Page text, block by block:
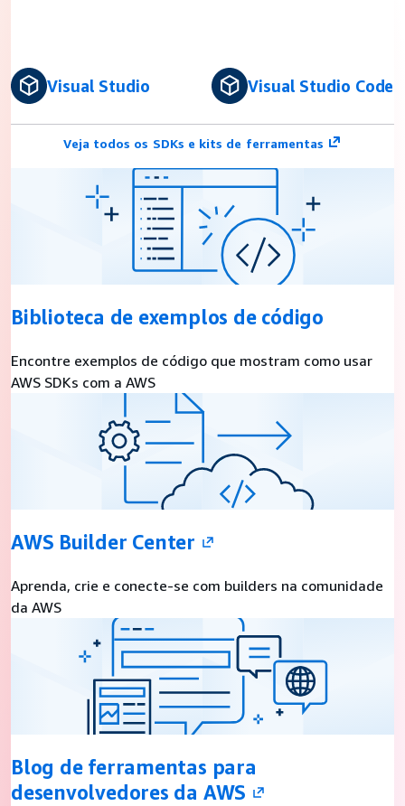
Visual Studio Visual Studio Code
Veja todos os SDKs e kits de ferramentas
Biblioteca de exemplos de código
Encontre exemplos de código que mostram como usar
AWS SDKs com a AWS
AWS Builder Center
Aprenda, crie e conecte-se com builders na comunidade
da AWS
Blog de ferramentas para
desenvolvedores da AWS